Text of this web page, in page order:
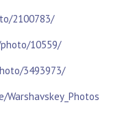
2100783/
10559/
3493973/